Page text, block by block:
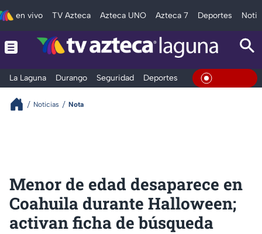
en vivo TV Azteca Azteca UNO Azteca 7 Deportes
La Laguna Durango Seguridad Deportes EntretenimientoEn Vivo
Noticias Nota
Menor de edad desaparece en
Coahuila durante Halloween;
activan ficha de búsqueda